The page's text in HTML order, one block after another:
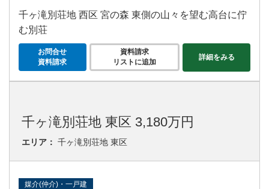
千ヶ滝別荘地 西区 宮の森 東側の山々を望む高台に佇
む別荘
お問合せ
資料請求
資料請求
リストに追加
詳細をみる
千ヶ滝別荘地 東区 3,180万円
エリア： 千ヶ滝別荘地 東区
媒介(仲介)・一戸建